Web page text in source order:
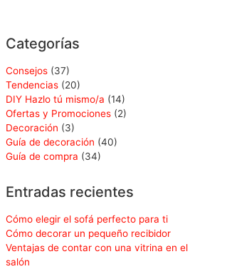
Categorías
Consejos (37)
Tendencias (20)
DIY Hazlo tú mismo/a (14)
Ofertas y Promociones (2)
Decoración (3)
Guía de decoración (40)
Guía de compra (34)
Entradas recientes
Cómo elegir el sofá perfecto para ti
Cómo decorar un pequeño recibidor
Ventajas de contar con una vitrina en el
salón